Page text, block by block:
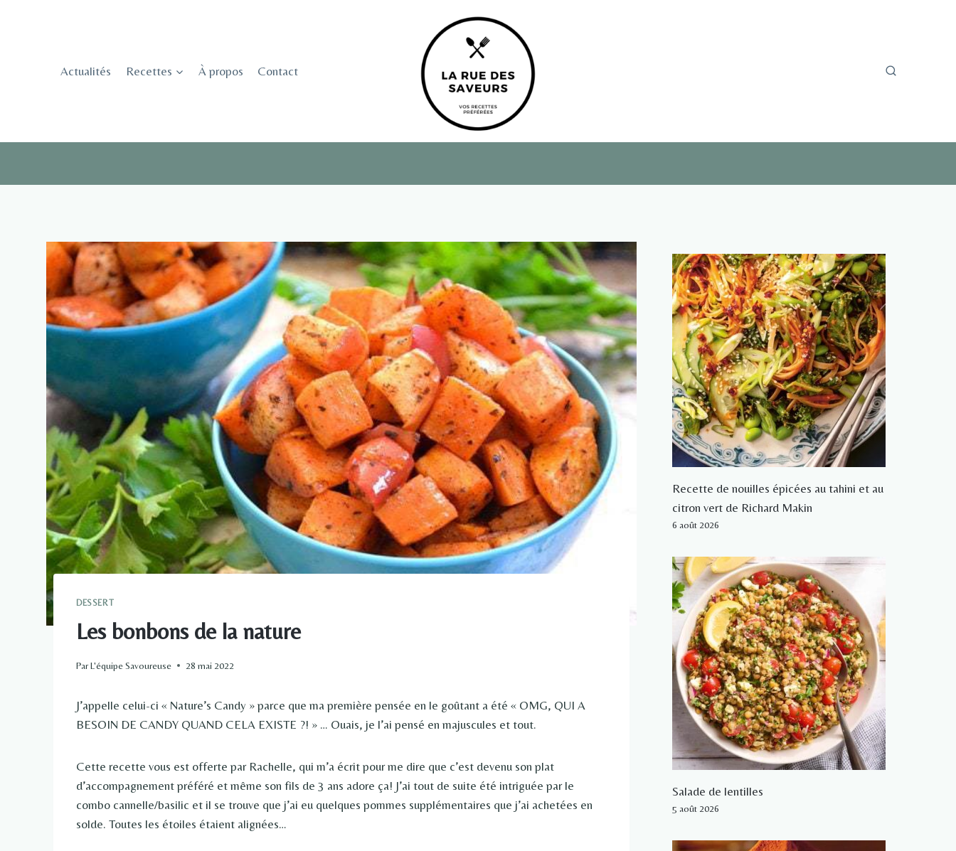
Actualités
Recettes À propos Contact
DESSERT
Les bonbons de la nature
ParL'équipe Savoureuse 28 mai 2022
J’appelle celui-ci « Nature’s Candy » parce que ma première pensée en le goûtant a été « OMG, QUI A
BESOIN DE CANDY QUAND CELA EXISTE ?! » … Ouais, je l’ai pensé en majuscules et tout.
Cette recette vous est offerte par Rachelle, qui m’a écrit pour me dire que c’est devenu son plat
d’accompagnement préféré et même son fils de 3 ans adore ça! J’ai tout de suite été intriguée par le
combo cannelle/basilic et il se trouve que j’ai eu quelques pommes supplémentaires que j’ai achetées en
solde. Toutes les étoiles étaient alignées…
Recette de nouilles épicées au tahini et au
citron vert de Richard Makin
6 août 2026
Salade de lentilles
5 août 2026